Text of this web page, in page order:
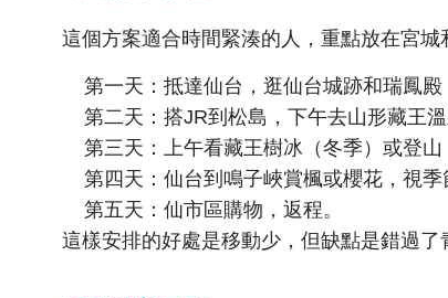
這個方案適合時間緊湊的人，重點放在宮城
第一天：抵達仙台，逛仙台城跡和瑞鳳殿
第二天：搭JR到松島，下午去山形藏王溫
第三天：上午看藏王樹冰（冬季）或登山
第四天：仙台到鳴子峽賞楓或櫻花，視季
第五天：仙市區購物，返程。
這樣安排的好處是移動少，但缺點是錯過了